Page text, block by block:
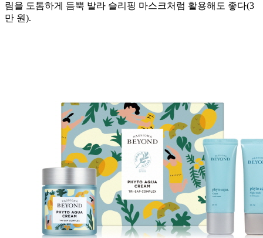
림을 도톰하게 듬뿍 발라 슬리핑 마스크처럼 활용해도 좋다(3
만 원).